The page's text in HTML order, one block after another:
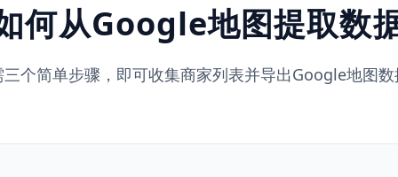
何从Google地图提取数
三个简单步骤，即可收集商家列表并导出Google地图数